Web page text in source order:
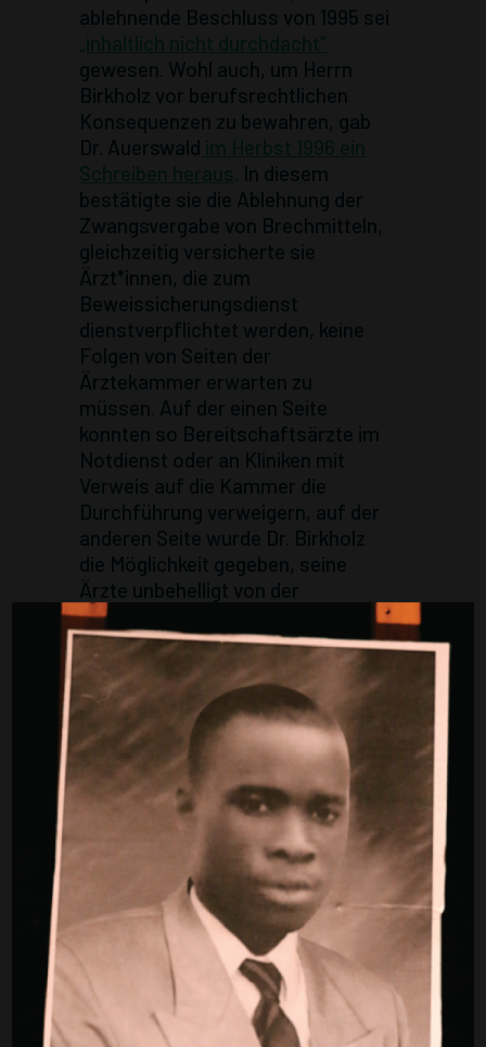
ablehnende Beschluss von 1995 sei
gewesen. Wohl auch, um Herrn
Birkholz vor berufsrechtlichen
Konsequenzen zu bewahren, gab
Dr. Auerswald
. In diesem
bestätigte sie die Ablehnung der
Zwangsvergabe von Brechmitteln,
gleichzeitig versicherte sie
Ärzt*innen, die zum
Beweissicherungsdienst
dienstverpflichtet werden, keine
Folgen von Seiten der
Ärztekammer erwarten zu
müssen. Auf der einen Seite
konnten so Bereitschaftsärzte im
Notdienst oder an Kliniken mit
Verweis auf die Kammer die
Durchführung verweigern, auf der
anderen Seite wurde Dr. Birkholz
die Möglichkeit gegeben, seine
Ärzte unbehelligt von der
Ärztekammer die
Brechmittelvergabe
durchzuführen zu lassen.
Dr. Birkholz hat das Schreiben als
Freibrief durch die Ärztekammer
verstanden. Die Bremer Politik wie
auch die Presse verstanden die
Haltung der Ärztekammer
ebenfalls so, dass diese dem
Verfahren zustimme. Das Institut
für Beweissicherung führte bis
2005 kritik- und bedenkenlos die
Brechmittelvergaben durch. Auch
der Arzt, der die tödliche
Brechmittelvergabe an Herrn
Condé durchführte, war